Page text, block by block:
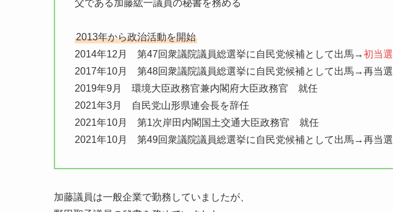
父である加藤紘一議員の秘書を務める
2013年から政治活動を開始
2014年12月 第47回衆議院議員総選挙に自民党候補として出馬→初当選
2017年10月 第48回衆議院議員総選挙に自民党候補として出馬→再当選
2019年9月 環境大臣政務官兼内閣府大臣政務官 就任
2021年3月 自民党山形県連会長を辞任
2021年10月 第1次岸田内閣国土交通大臣政務官 就任
2021年10月 第49回衆議院議員総選挙に自民党候補として出馬→再当選
加藤議員は一般企業で勤務していましたが、